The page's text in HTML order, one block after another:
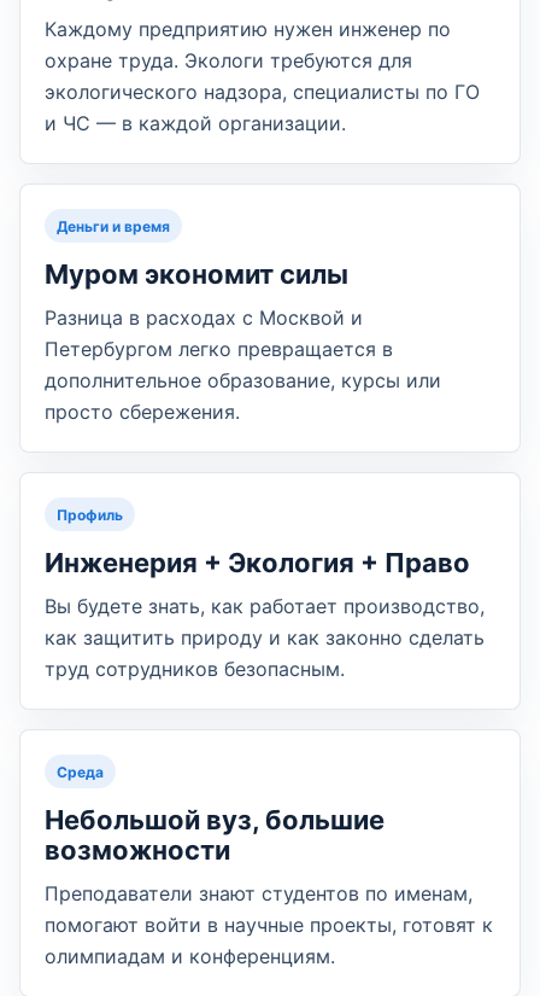
Каждому предприятию нужен инженер по
охране труда. Экологи требуются для
экологического надзора, специалисты по ГО
и ЧС — в каждой организации.
Деньги и время
Муром экономит силы
Разница в расходах с Москвой и
Петербургом легко превращается в
дополнительное образование, курсы или
просто сбережения.
Профиль
Инженерия + Экология + Право
Вы будете знать, как работает производство,
как защитить природу и как законно сделать
труд сотрудников безопасным.
Среда
Небольшой вуз, большие
возможности
Преподаватели знают студентов по именам,
помогают войти в научные проекты, готовят к
олимпиадам и конференциям.